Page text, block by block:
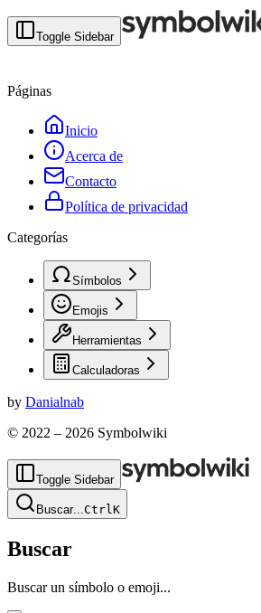
Toggle Sidebar
Páginas
Inicio
Acerca de
Contacto
Política de privacidad
Categorías
Símbolos
Emojis
Herramientas
Calculadoras
by Danialnab
© 2022 – 2026 Symbolwiki
Toggle Sidebar
Buscar...CtrlK
Buscar
Buscar un símbolo o emoji...